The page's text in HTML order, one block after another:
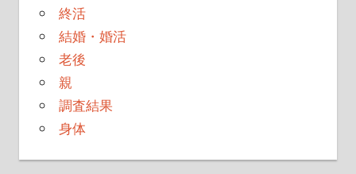
終活
結婚・婚活
老後
親
調査結果
身体